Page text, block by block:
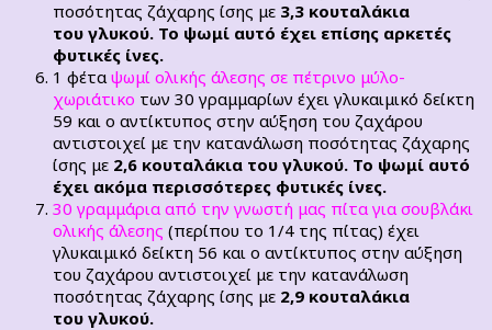
ποσότητας ζάχαρης ίσης με 3,3 κουταλάκια
του γλυκού. Το ψωμί αυτό έχει επίσης αρκετές
φυτικές ίνες.
1 φέτα ψωμί ολικής άλεσης σε πέτρινο μύλο-
χωριάτικο των 30 γραμμαρίων έχει γλυκαιμικό δείκτη
59 και ο αντίκτυπος στην αύξηση του ζαχάρου
αντιστοιχεί με την κατανάλωση ποσότητας ζάχαρης
ίσης με 2,6 κουταλάκια του γλυκού. Το ψωμί αυτό
έχει ακόμα περισσότερες φυτικές ίνες.
30 γραμμάρια από την γνωστή μας πίτα για σουβλάκι
ολικής άλεσης (περίπου το 1/4 της πίτας) έχει
γλυκαιμικό δείκτη 56 και ο αντίκτυπος στην αύξηση
του ζαχάρου αντιστοιχεί με την κατανάλωση
ποσότητας ζάχαρης ίσης με 2,9 κουταλάκια
του γλυκού.